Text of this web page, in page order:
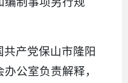
产党保山市隆阳
公室负责解释，